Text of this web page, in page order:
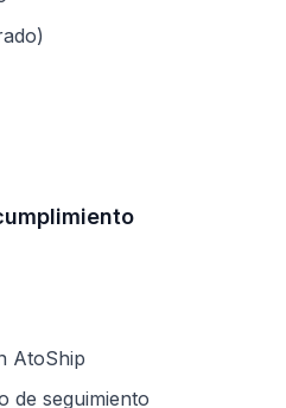
AtoShip
de seguimiento